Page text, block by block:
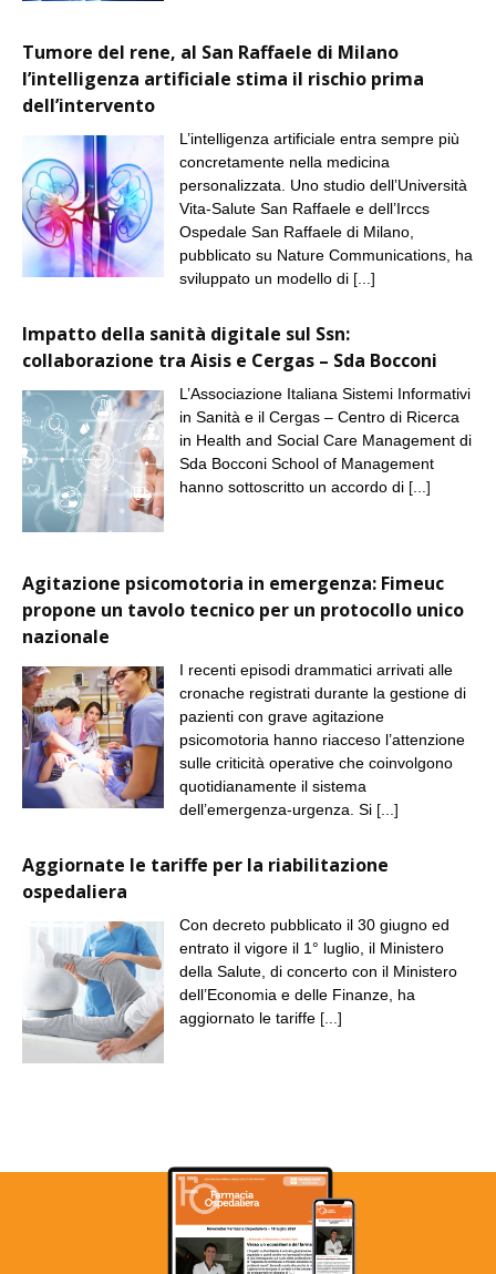
Tumore del rene, al San Raffaele di Milano
l’intelligenza artificiale stima il rischio prima
dell’intervento
L’intelligenza artificiale entra sempre più
concretamente nella medicina
personalizzata. Uno studio dell’Università
Vita-Salute San Raffaele e dell’Irccs
Ospedale San Raffaele di Milano,
pubblicato su Nature Communications, ha
sviluppato un modello di [...]
Impatto della sanità digitale sul Ssn:
collaborazione tra Aisis e Cergas – Sda Bocconi
L’Associazione Italiana Sistemi Informativi
in Sanità e il Cergas – Centro di Ricerca
in Health and Social Care Management di
Sda Bocconi School of Management
hanno sottoscritto un accordo di [...]
Agitazione psicomotoria in emergenza: Fimeuc
propone un tavolo tecnico per un protocollo unico
nazionale
I recenti episodi drammatici arrivati alle
cronache registrati durante la gestione di
pazienti con grave agitazione
psicomotoria hanno riacceso l’attenzione
sulle criticità operative che coinvolgono
quotidianamente il sistema
dell’emergenza-urgenza. Si [...]
Aggiornate le tariffe per la riabilitazione
ospedaliera
Con decreto pubblicato il 30 giugno ed
entrato il vigore il 1° luglio, il Ministero
della Salute, di concerto con il Ministero
dell’Economia e delle Finanze, ha
aggiornato le tariffe [...]